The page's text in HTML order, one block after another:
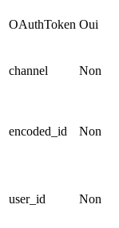
OAuthToken Oui
channel Non
encoded_id Non
user_id Non